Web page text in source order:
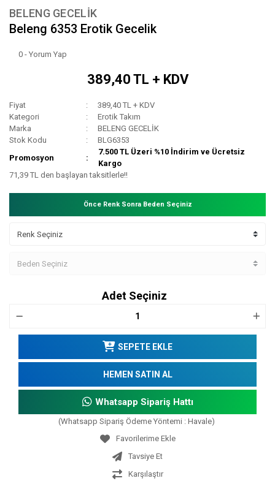
BELENG GECELİK
Beleng 6353 Erotik Gecelik
0 - Yorum Yap
389,40 TL + KDV
Fiyat
389,40 TL + KDV
Kategori
Erotik Takım
Marka
BELENG GECELİK
Stok Kodu
BLG6353
Promosyon
7.500 TL Üzeri %10 İndirim ve Ücretsiz
Kargo
71,39 TL den başlayan taksitlerle!!
Önce Renk Sonra Beden Seçiniz
Adet Seçiniz
SEPETE EKLE
HEMEN SATIN AL
Whatsapp Sipariş Hattı
(Whatsapp Sipariş Ödeme Yöntemi : Havale)
Tavsiye Et
Karşılaştır